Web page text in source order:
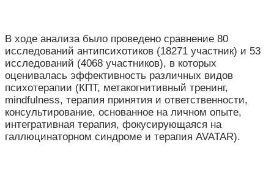
В ходе анализа было проведено сравнение 80
исследований антипсихотиков (18271 участник) и 53
исследований (4068 участников), в которых
оценивалась эффективность различных видов
психотерапии (КПТ, метакогнитивный тренинг,
mindfulness, терапия принятия и ответственности,
консультирование, основанное на личном опыте,
интегративная терапия, фокусирующаяся на
галлюцинаторном синдроме и терапия AVATAR).